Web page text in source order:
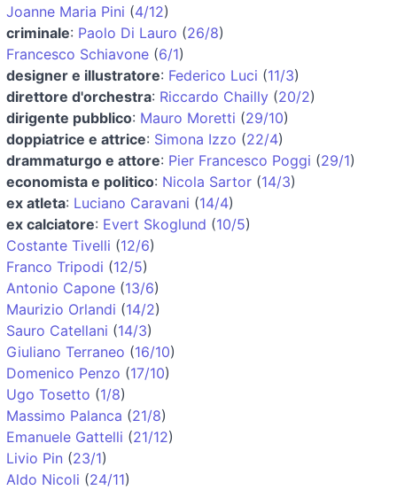
Joanne Maria Pini (4/12)
criminale: Paolo Di Lauro (26/8)
Francesco Schiavone (6/1)
designer e illustratore: Federico Luci (11/3)
direttore d'orchestra: Riccardo Chailly (20/2)
dirigente pubblico: Mauro Moretti (29/10)
doppiatrice e attrice: Simona Izzo (22/4)
drammaturgo e attore: Pier Francesco Poggi (29/1)
economista e politico: Nicola Sartor (14/3)
ex atleta: Luciano Caravani (14/4)
ex calciatore: Evert Skoglund (10/5)
Costante Tivelli (12/6)
Franco Tripodi (12/5)
Antonio Capone (13/6)
Maurizio Orlandi (14/2)
Sauro Catellani (14/3)
Giuliano Terraneo (16/10)
Domenico Penzo (17/10)
Ugo Tosetto (1/8)
Massimo Palanca (21/8)
Emanuele Gattelli (21/12)
Livio Pin (23/1)
Aldo Nicoli (24/11)